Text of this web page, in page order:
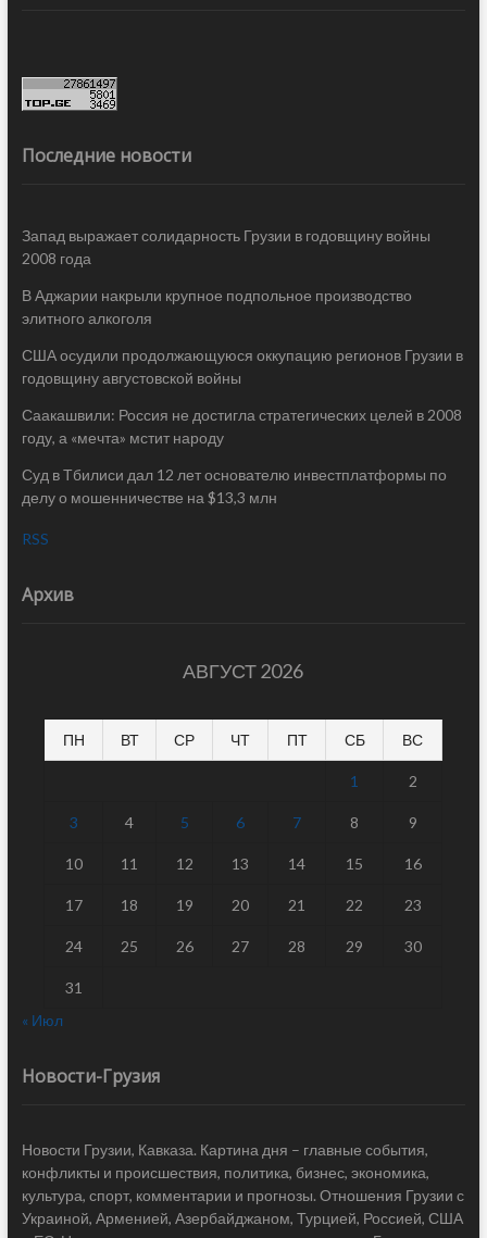
Последние новости
Запад выражает солидарность Грузии в годовщину войны
2008 года
В Аджарии накрыли крупное подпольное производство
элитного алкоголя
США осудили продолжающуюся оккупацию регионов Грузии в
годовщину августовской войны
Саакашвили: Россия не достигла стратегических целей в 2008
году, а «мечта» мстит народу
Суд в Тбилиси дал 12 лет основателю инвестплатформы по
делу о мошенничестве на $13,3 млн
RSS
Архив
АВГУСТ 2026
ПН ВТ СР ЧТ ПТ СБ ВС
1 2
3 4 5 6 7 8 9
10 11 12 13 14 15 16
17 18 19 20 21 22 23
24 25 26 27 28 29 30
31
« Июл
Новости-Грузия
Новости Грузии, Кавказа. Картина дня – главные события,
конфликты и происшествия, политика, бизнес, экономика,
культура, спорт, комментарии и прогнозы. Отношения Грузии с
Украиной, Арменией, Азербайджаном, Турцией, Россией, США